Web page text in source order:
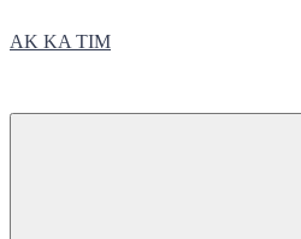
AK KA TIM